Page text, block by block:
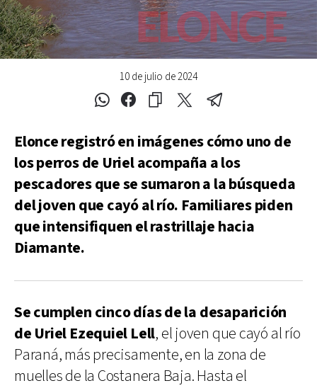
10 de julio de 2024
Elonceregistró en imágenes cómo uno de
los perros de Uriel acompaña a los
pescadores que se sumaron a la búsqueda
del joven que cayó al río. Familiares piden
que intensifiquen el rastrillaje hacia
Diamante.
Se cumplen cinco días de la desaparición
de Uriel Ezequiel Lell, el joven que cayó al río
Paraná, más precisamente, en la zona de
muelles de la Costanera Baja. Hasta el